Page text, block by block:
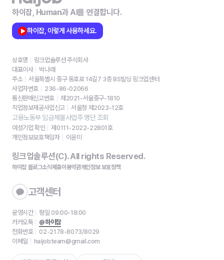
하이잡, Human과 AI를 연결합니다.
하이잡, 이렇게 사용하세요.
상호명
링크업솔루션 주식회사
대표이사
박나래
주소
서울특별시 중구 동호로 14길7 3층 BS빌딩 링크업센터
사업자번호
236-86-02066
통신판매신고번호
제2021-서울중구-1810
직업정보제공사업신고
서울청 제2023-12호
고용노동부 임금체불사업주 명단 조회
여성기업 확인
제0111-2022-22801호
개인정보보호책임자
이윤미
링크업솔루션(C). All rights Reserved.
하이잡 블로그소식제휴이용약관개인정보 보호정책
고객센터
운영시간
평일 09:00-18:00
카카오톡
@하이잡
전화번호
02-2178-8073/8029
이메일
haijobteam@gmail.com